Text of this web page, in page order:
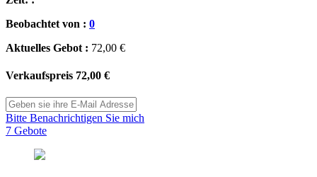
Beobachtet von : 0
Aktuelles Gebot : 72,00 €
Verkaufspreis 72,00 €
Bitte Benachrichtigen Sie mich
7 Gebote